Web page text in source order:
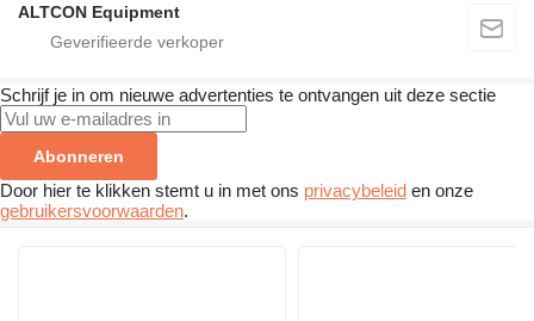
ALTCON Equipment
Schrijf je in om nieuwe advertenties te ontvangen uit deze sectie
Abonneren
Door hier te klikken stemt u in met ons privacybeleid en onze
gebruikersvoorwaarden.